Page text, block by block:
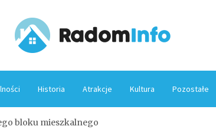
Historia Atrakcje Kultura Pozostałe
bloku mieszkalnego